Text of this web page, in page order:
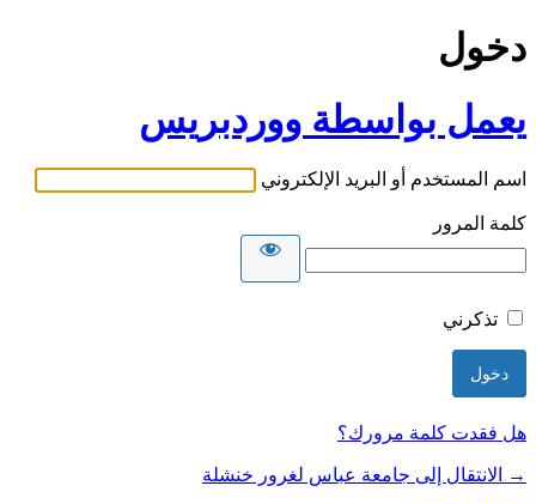
دخول
يعمل بواسطة ووردبريس
اسم المستخدم أو البريد الإلكتروني
كلمة المرور
تذكرني
هل فقدت كلمة مرورك؟
→ الانتقال إلى جامعة عباس لغرور خنشلة